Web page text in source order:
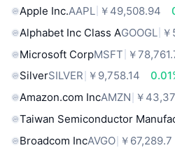
Apple Inc.AAPL ￥49,508.94
Alphabet Inc Class AGOOGL
Microsoft CorpMSFT ￥
SilverSILVER ￥9,758.14
Amazon.com IncAMZN ￥
Taiwan Semiconductor
Broadcom IncAVGO ￥67,289.7